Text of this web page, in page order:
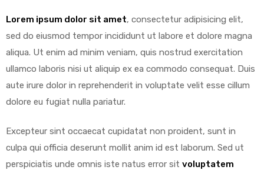
Lorem ipsum dolor sit amet, consectetur adipisicing elit,
sed do eiusmod tempor incididunt ut labore et dolore magna
aliqua. Ut enim ad minim veniam, quis nostrud exercitation
ullamco laboris nisi ut aliquip ex ea commodo consequat. Duis
aute irure dolor in reprehenderit in voluptate velit esse cillum
dolore eu fugiat nulla pariatur.
Excepteur sint occaecat cupidatat non proident, sunt in
culpa qui officia deserunt mollit anim id est laborum. Sed ut
perspiciatis unde omnis iste natus error sit voluptatem